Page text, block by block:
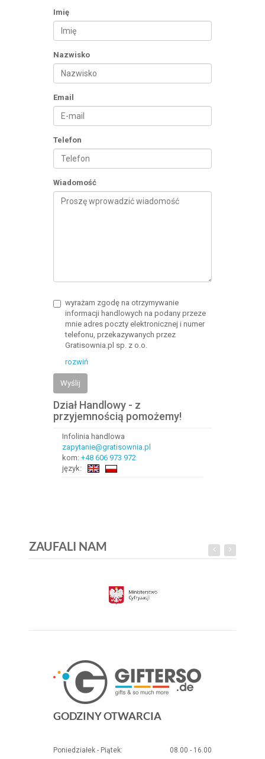
Imię
Nazwisko
Email
Telefon
Wiadomość
wyrażam zgodę na otrzymywanie
informacji handlowych na podany przeze
mnie adres poczty elektronicznej i numer
telefonu, przekazywanych przez
Gratisownia.pl sp. z o.o.
rozwiń
Wyślij
Dział Handlowy - z
przyjemnością pomożemy!
Infolinia handlowa
zapytanie@gratisownia.pl
kom: +48 606 973 972
język:
ZAUFALI NAM
GODZINY OTWARCIA
Poniedziałek - Piątek: 08.00 - 16.00